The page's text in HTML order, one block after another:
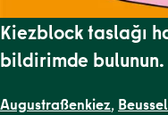
Kiezblock taslağı
bildirimde
Augustraßenkiez,